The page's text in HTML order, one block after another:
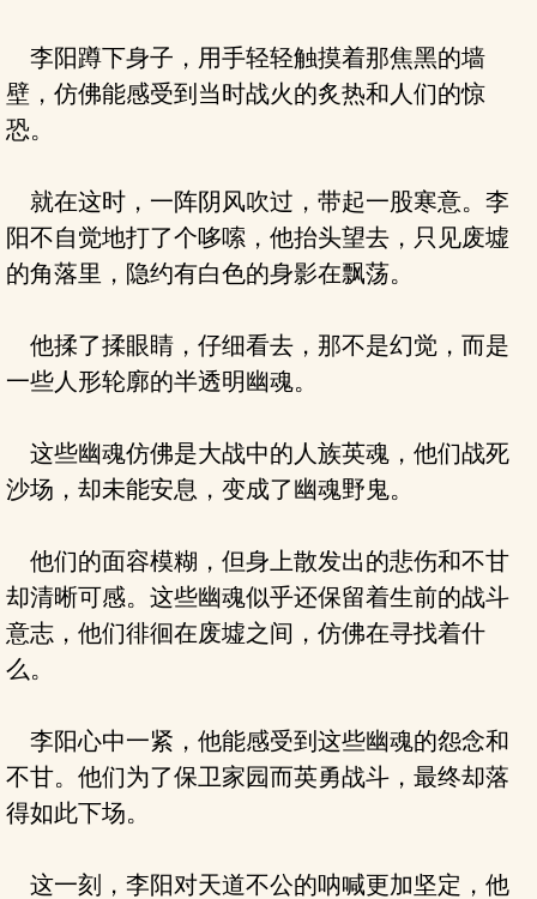
李阳蹲下身子，用手轻轻触摸着那焦黑的墙
壁，仿佛能感受到当时战火的炙热和人们的惊
恐。
就在这时，一阵阴风吹过，带起一股寒意。李
阳不自觉地打了个哆嗦，他抬头望去，只见废墟
的角落里，隐约有白色的身影在飘荡。
他揉了揉眼睛，仔细看去，那不是幻觉，而是
一些人形轮廓的半透明幽魂。
这些幽魂仿佛是大战中的人族英魂，他们战死
沙场，却未能安息，变成了幽魂野鬼。
他们的面容模糊，但身上散发出的悲伤和不甘
却清晰可感。这些幽魂似乎还保留着生前的战斗
意志，他们徘徊在废墟之间，仿佛在寻找着什
么。
李阳心中一紧，他能感受到这些幽魂的怨念和
不甘。他们为了保卫家园而英勇战斗，最终却落
得如此下场。
这一刻，李阳对天道不公的呐喊更加坚定，他